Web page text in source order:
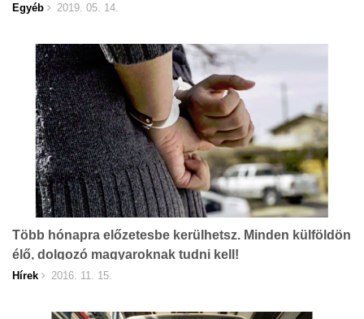
Egyéb 2019. 05. 14.
Több hónapra előzetesbe kerülhetsz. Minden külföldön
élő, dolgozó magyaroknak tudni kell!
Hírek 2016. 11. 15.